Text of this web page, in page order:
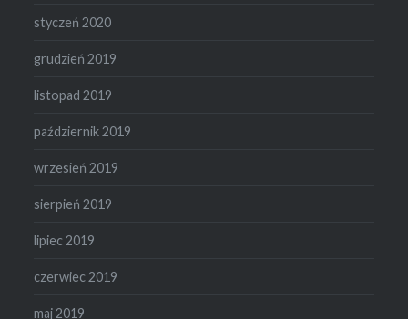
styczeń 2020
grudzień 2019
listopad 2019
październik 2019
wrzesień 2019
sierpień 2019
lipiec 2019
czerwiec 2019
maj 2019